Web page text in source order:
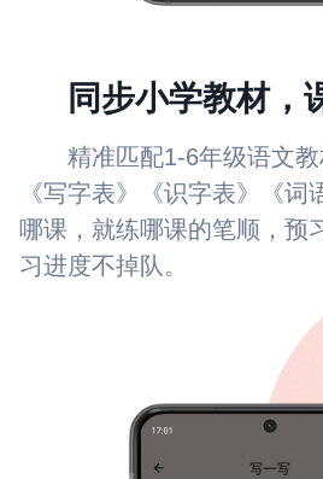
同步小学教材，
精准匹配1-6年级语文
《写字表》《识字表》《词
哪课，就练哪课的笔顺，预
习进度不掉队。